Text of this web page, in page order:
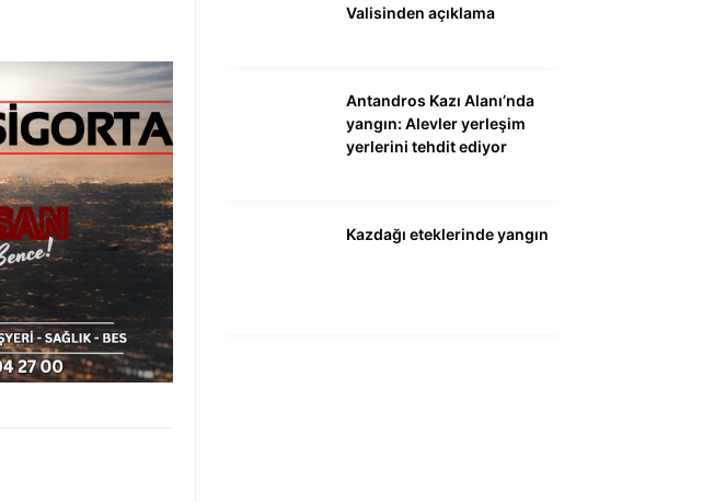
Valisinden açıklama
Antandros Kazı Alanı’nda
yangın: Alevler yerleşim
yerlerini tehdit ediyor
Kazdağı eteklerinde yangın